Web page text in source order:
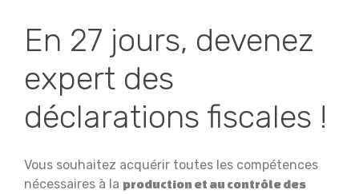
En 27 jours, devenez
expert des
déclarations fiscales !
Vous souhaitez acquérir toutes les compétences
nécessaires à la production et au contrôle des